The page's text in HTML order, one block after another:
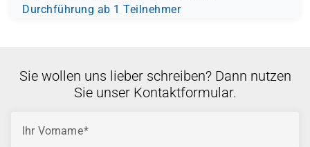
Durchführung ab 1 Teilnehmer
Sie wollen uns lieber schreiben? Dann nutzen
Sie unser Kontaktformular.
Ihr Vorname